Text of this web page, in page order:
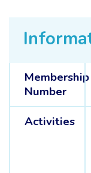
Membership
Number
Activities